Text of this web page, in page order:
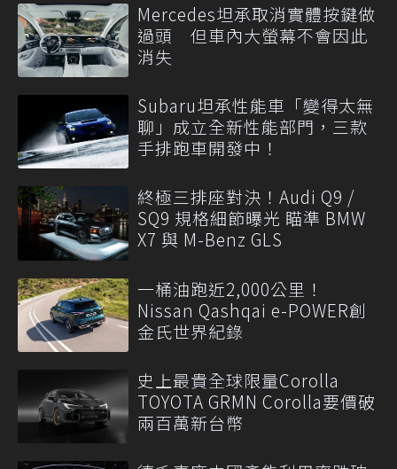
Mercedes坦承取消實體按鍵做
過頭 但車內大螢幕不會因此
消失
Subaru坦承性能車「變得太無
聊」成立全新性能部門，三款
手排跑車開發中！
終極三排座對決！Audi Q9 /
SQ9 規格細節曝光 瞄準 BMW
X7 與 M-Benz GLS
一桶油跑近2,000公里！
Nissan Qashqai e-POWER創
金氏世界紀錄
史上最貴全球限量Corolla
TOYOTA GRMN Corolla要價破
兩百萬新台幣